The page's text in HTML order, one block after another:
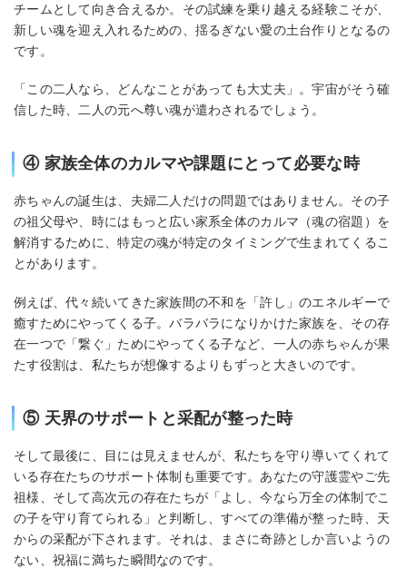
チームとして向き合えるか。その試練を乗り越える経験こそが、
新しい魂を迎え入れるための、揺るぎない愛の土台作りとなるの
です。
「この二人なら、どんなことがあっても大丈夫」。宇宙がそう確
信した時、二人の元へ尊い魂が遣わされるでしょう。
④ 家族全体のカルマや課題にとって必要な時
赤ちゃんの誕生は、夫婦二人だけの問題ではありません。その子
の祖父母や、時にはもっと広い家系全体のカルマ（魂の宿題）を
解消するために、特定の魂が特定のタイミングで生まれてくるこ
とがあります。
例えば、代々続いてきた家族間の不和を「許し」のエネルギーで
癒すためにやってくる子。バラバラになりかけた家族を、その存
在一つで「繋ぐ」ためにやってくる子など、一人の赤ちゃんが果
たす役割は、私たちが想像するよりもずっと大きいのです。
⑤ 天界のサポートと采配が整った時
そして最後に、目には見えませんが、私たちを守り導いてくれて
いる存在たちのサポート体制も重要です。あなたの守護霊やご先
祖様、そして高次元の存在たちが「よし、今なら万全の体制でこ
の子を守り育てられる」と判断し、すべての準備が整った時、天
からの采配が下されます。それは、まさに奇跡としか言いようの
ない、祝福に満ちた瞬間なのです。